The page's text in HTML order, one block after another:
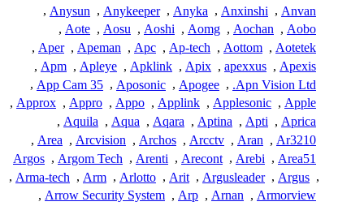
Anvan
,
Anxinshi
,
Anyka
,
Anykeeper
,
Anysun
,
Aobo
,
Aochan
,
Aomg
,
Aoshi
,
Aosu
,
Aote
,
Aotetek
,
Aottom
,
Ap-tech
,
Apc
,
Apeman
,
Aper
,
Apexis
,
apexxus
,
Apix
,
Apklink
,
Apleye
,
Apm
,
Apn Vision Ltd.
,
Apogee
,
Aposonic
,
App Cam 35
,
Apple
,
Applesonic
,
Applink
,
Appo
,
Appro
,
Approx
,
Aprica
,
Apti
,
Aptina
,
Aqara
,
Aqua
,
Aquila
,
Ar3210
,
Aran
,
Arcctv
,
Archos
,
Arcvision
,
Area
,
Area51
,
Arebi
,
Arecont
,
Arenti
,
Argom Tech
,
Argos
,
Argus
,
Argusleader
,
Arit
,
Arlotto
,
Arm
,
Arma-tech
,
Armorview
,
Arnan
,
Arp
,
Arrow Security System
,